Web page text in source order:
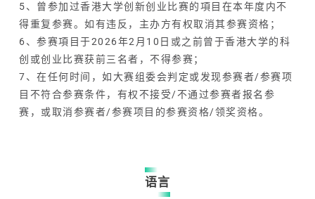
5、曾参加过香港大学创新创业比赛的項目在本年度内不
得重复参赛。如有违反，主办方有权取消其参赛资格；
6、参赛項目于2026年2月10日或之前曾于香港大学的科
创或创业比赛获前三名者，不得参赛；
7、在任何时间，如大赛组委会判定或发现参赛者/参赛项
目不符合参赛条件，有权不接受/不通过参赛者报名参
赛，或取消参赛者/参赛项目的参赛资格/领奖资格。
语言